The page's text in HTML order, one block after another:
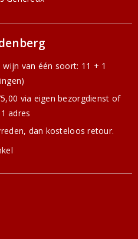
van één soort: 11 + 1
via eigen bezorgdienst of
adres
dan kosteloos retour.